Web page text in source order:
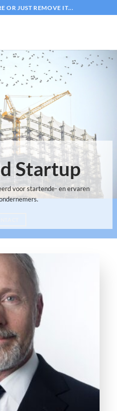
OR JUST REMOVE IT...
Startup
voor startende- en ervaren